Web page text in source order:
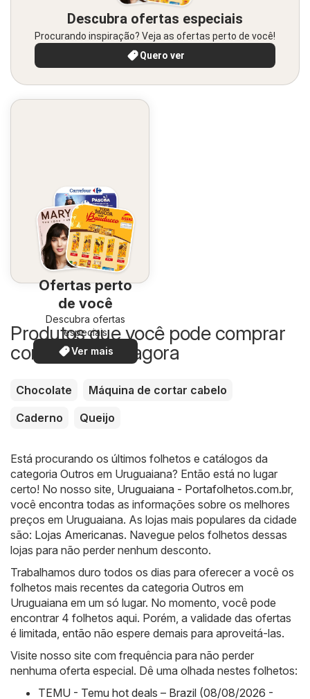
Descubra ofertas especiais
Procurando inspiração? Veja as ofertas perto de você!
Quero ver
Ofertas perto
de você
Descubra ofertas
especiais
Ver mais
Produtos que você pode comprar
com desconto agora
Chocolate
Máquina de cortar cabelo
Caderno
Queijo
Está procurando os últimos folhetos e catálogos da
categoria Outros em Uruguaiana? Então está no lugar
certo! No nosso site, Uruguaiana - Portafolhetos.com.br,
você encontra todas as informações sobre os melhores
preços em Uruguaiana. As lojas mais populares da cidade
são: Lojas Americanas. Navegue pelos folhetos dessas
lojas para não perder nenhum desconto.
Trabalhamos duro todos os dias para oferecer a você os
folhetos mais recentes da categoria Outros em
Uruguaiana em um só lugar. No momento, você pode
encontrar 4 folhetos aqui. Porém, a validade das ofertas
é limitada, então não espere demais para aproveitá-las.
Visite nosso site com frequência para não perder
nenhuma oferta especial. Dê uma olhada nestes folhetos:
TEMU - Temu hot deals – Brazil (08/08/2026 -